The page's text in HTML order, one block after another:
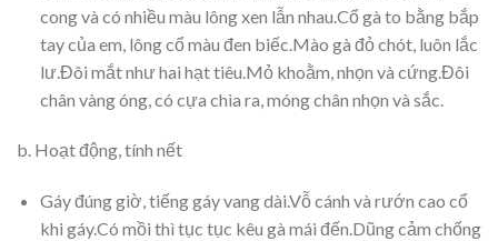
cong và có nhiều màu lông xen lẫn nhau.Cổ gà to bằng bắp
tay của em, lông cổ màu đen biếc.Mào gà đỏ chót, luôn lắc
lư.Đôi mắt như hai hạt tiêu.Mỏ khoằm, nhọn và cứng.Đôi
chân vàng óng, có cựa chìa ra, móng chân nhọn và sắc.
b. Hoạt động, tính nết
Gáy đúng giờ, tiếng gáy vang dài.Vỗ cánh và rướn cao cổ
khi gáy.Có mồi thì tục tục kêu gà mái đến.Dũng cảm chống